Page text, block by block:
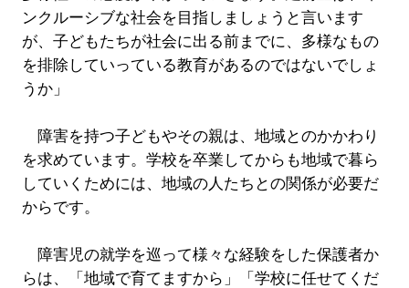
ンクルーシブな社会を目指しましょうと言います
が、子どもたちが社会に出る前までに、多様なもの
を排除していっている教育があるのではないでしょ
うか」
障害を持つ子どもやその親は、地域とのかかわり
を求めています。学校を卒業してからも地域で暮ら
していくためには、地域の人たちとの関係が必要だ
からです。
障害児の就学を巡って様々な経験をした保護者か
らは、「地域で育てますから」「学校に任せてくだ